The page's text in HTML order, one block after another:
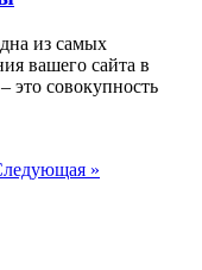
из самых
вашего сайта в
это совокупность
»